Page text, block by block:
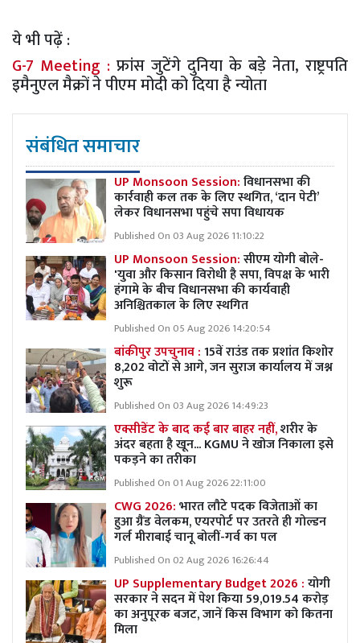
ये भी पढ़ें :
G-7 Meeting : फ्रांस जुटेंगे दुनिया के बड़े नेता, राष्ट्रपति
इमैनुएल मैक्रों ने पीएम मोदी को दिया है न्योता
संबंधित समाचार
UP Monsoon Session:विधानसभा की
कार्रवाही कल तक के लिए स्थगित, ‘दान पेटी’
लेकर विधानसभा पहुंचे सपा विधायक
Published On 03 Aug 2026 11:10:22
UP Monsoon Session:सीएम योगी बोले-
'युवा और किसान विरोधी है सपा, विपक्ष के भारी
हंगामे के बीच विधानसभा की कार्यवाही
अनिश्चितकाल के लिए स्थगित
Published On 05 Aug 2026 14:20:54
बांकीपुर उपचुनाव :15वें राउंड तक प्रशांत किशोर
8,202 वोटों से आगे, जन सुराज कार्यालय में जश्न
शुरू
Published On 03 Aug 2026 14:49:23
एक्सीडेंट के बाद कई बार बाहर नहीं,शरीर के
अंदर बहता है खून... KGMU ने खोज निकाला इसे
पकड़ने का तरीका
Published On 01 Aug 2026 22:11:00
CWG 2026:भारत लौटे पदक विजेताओं का
हुआ ग्रैंड वेलकम, एयरपोर्ट पर उतरते ही गोल्डन
गर्ल मीराबाई चानू बोलीं-गर्व का पल
Published On 02 Aug 2026 16:26:44
UP Supplementary Budget 2026 :योगी
सरकार ने सदन में पेश किया 59,019.54 करोड़
का अनुपूरक बजट, जानें किस विभाग को कितना
मिला